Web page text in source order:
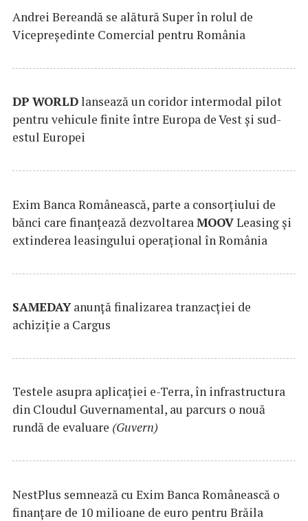
Andrei Bereandă se alătură Super în rolul de
Vicepreședinte Comercial pentru România
DP WORLDlansează un coridor intermodal pilot
pentru vehicule finite între Europa de Vest și sud-
estul Europei
Exim Banca Românească, parte a consorțiului de
bănci care finanțează dezvoltarea MOOVLeasing și
extinderea leasingului operațional în România
SAMEDAYanunță finalizarea tranzacției de
achiziție a Cargus
Testele asupra aplicaţiei e-Terra, în infrastructura
din Cloudul Guvernamental, au parcurs o nouă
rundă de evaluare (Guvern)
NestPlus semnează cu Exim Banca Românească o
finanțare de 10 milioane de euro pentru Brăila